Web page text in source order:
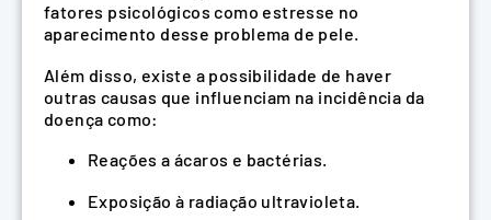
fatores psicológicos como estresse no
aparecimento desse problema de pele.
Além disso, existe a possibilidade de haver
outras causas que influenciam na incidência da
doença como:
Reações a ácaros e bactérias.
Exposição à radiação ultravioleta.